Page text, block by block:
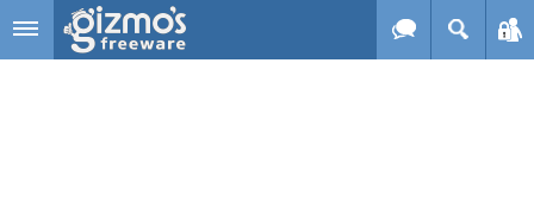
Skip to main content